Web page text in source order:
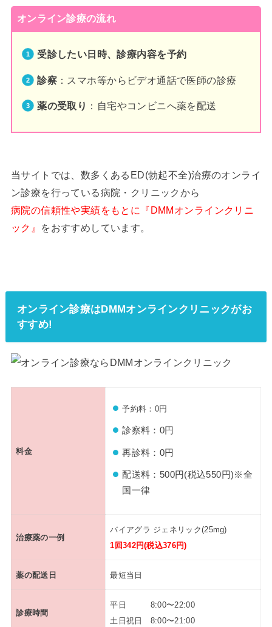
オンライン診療の流れ
受診したい日時、診療内容を予約
診察 ：スマホ等からビデオ通話で医師の診療
薬の受取り ：自宅やコンビニへ薬を配送
当サイトでは、数多くあるED(勃起不全)治療のオンライ
ン診療を行っている病院・クリニックから
病院の信頼性や実績をもとに『DMMオンラインクリニ
ック』
をおすすめしています。
オンライン診療はDMMオンラインクリニックがお
すすめ!
料金
予約料：0円
診察料：0円
再診料：0円
配送料：500円(税込550円)※全
国一律
治療薬の一例
バイアグラ ジェネリック(25mg)
1回342円(税込376円)
薬の配送日 最短当日
診療時間
平日 8:00〜22:00
土日祝日 8:00〜21:00